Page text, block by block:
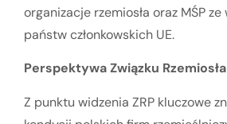
organizacje rzemiosła oraz MŚP
państw członkowskich UE.
Perspektywa Związku
Z punktu widzenia ZRP kluczowe